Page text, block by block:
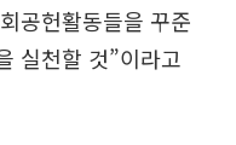
공헌활동들을 꾸준
실천할 것”이라고